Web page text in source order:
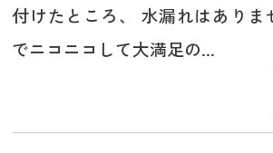
付けたところ、 水漏れはありま
でニコニコして大満足の...